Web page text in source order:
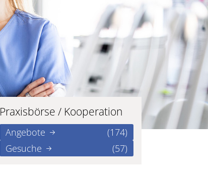
Praxisbörse / Kooperation
Angebote
(174)
Gesuche
(57)